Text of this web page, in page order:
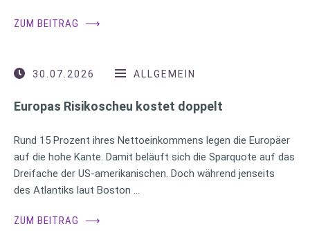
ZUM BEITRAG ⟶
30.07.2026 ALLGEMEIN
Europas Risikoscheu kostet doppelt
Rund 15 Prozent ihres Nettoeinkommens legen die Europäer
auf die hohe Kante. Damit beläuft sich die Sparquote auf das
Dreifache der US-amerikanischen. Doch während jenseits
des Atlantiks laut Boston …
ZUM BEITRAG ⟶